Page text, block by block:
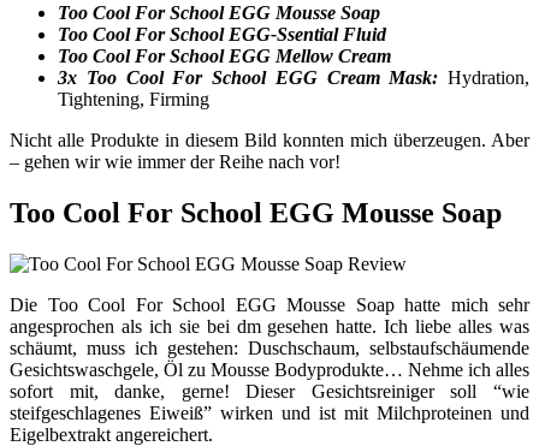
Too Cool For School EGG Mousse Soap
Too Cool For School EGG-Ssential Fluid
Too Cool For School EGG Mellow Cream
3x Too Cool For School EGG Cream Mask: Hydration,
Tightening, Firming
Nicht alle Produkte in diesem Bild konnten mich überzeugen. Aber
– gehen wir wie immer der Reihe nach vor!
Too Cool For School EGG Mousse Soap
Die Too Cool For School EGG Mousse Soap hatte mich sehr
angesprochen als ich sie bei dm gesehen hatte. Ich liebe alles was
schäumt, muss ich gestehen: Duschschaum, selbstaufschäumende
Gesichtswaschgele, Öl zu Mousse Bodyprodukte… Nehme ich alles
sofort mit, danke, gerne! Dieser Gesichtsreiniger soll “wie
steifgeschlagenes Eiweiß” wirken und ist mit Milchproteinen und
Eigelbextrakt angereichert.